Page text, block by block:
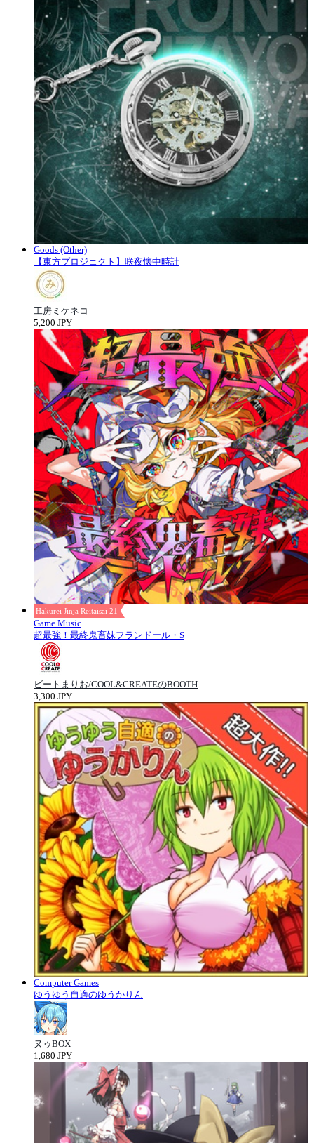
Goods (Other)
【東方プロジェクト】咲夜懐中時計
工房ミケネコ
5,200 JPY
Hakurei Jinja Reitaisai 21
Game Music
超最強！最終鬼畜妹フランドール・S
ビートまりお/COOL&CREATEのBOOTH
3,300 JPY
Computer Games
ゆうゆう自適のゆうかりん
ヌゥBOX
1,680 JPY